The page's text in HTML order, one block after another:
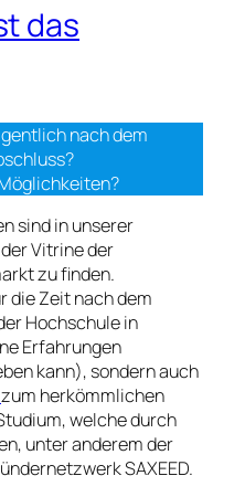
das
nach dem
sind in unserer
Vitrine der
zu finden.
die Zeit nach dem
Hochschule in
Erfahrungen
kann), sondern auch
zum herkömmlichen
welche durch
unter anderem der
SAXEED.